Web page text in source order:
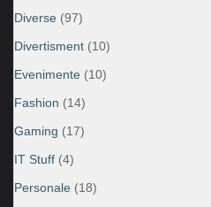
Diverse (97)
Divertisment (10)
Evenimente (10)
Fashion (14)
Gaming (17)
IT Stuff (4)
Personale (18)